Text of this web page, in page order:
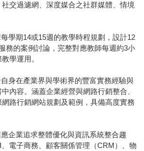
交過濾網、深度媒合之社群媒體、情境
學期14或15週的教學時程規劃，設計12
務的案例討論，完整對應教師每週約3小
學運用。
身在產業界與學術界的豐富實務經驗與
內容。涵蓋企業經營與網路行銷整合、
路行銷網站規劃及範例，具備高度實務
企業追求整體優化與資訊系統整合趨
電子商務、顧客關係管理（CRM）、物